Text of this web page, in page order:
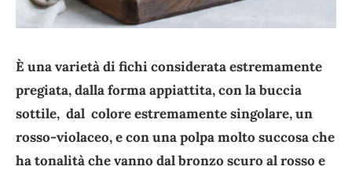
È una varietà di fichi considerata estremamente
pregiata, dalla forma appiattita, con la buccia
sottile, dal colore estremamente singolare, un
rosso-violaceo, e con una polpa molto succosa che
ha tonalità che vanno dal bronzo scuro al rosso e